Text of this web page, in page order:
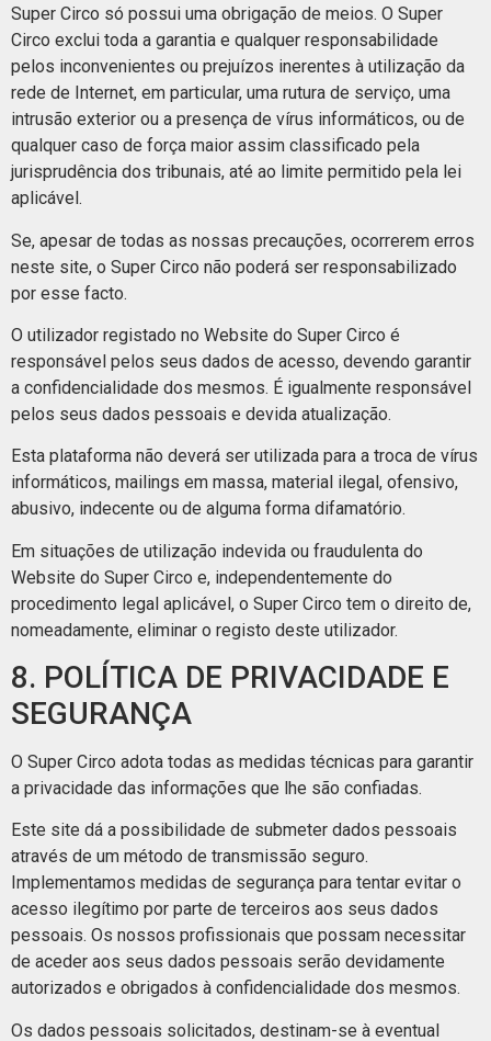
Super Circo só possui uma obrigação de meios. O Super
Circo exclui toda a garantia e qualquer responsabilidade
pelos inconvenientes ou prejuízos inerentes à utilização da
rede de Internet, em particular, uma rutura de serviço, uma
intrusão exterior ou a presença de vírus informáticos, ou de
qualquer caso de força maior assim classificado pela
jurisprudência dos tribunais, até ao limite permitido pela lei
aplicável.
Se, apesar de todas as nossas precauções, ocorrerem erros
neste site, o Super Circo não poderá ser responsabilizado
por esse facto.
O utilizador registado no Website do Super Circo é
responsável pelos seus dados de acesso, devendo garantir
a confidencialidade dos mesmos. É igualmente responsável
pelos seus dados pessoais e devida atualização.
Esta plataforma não deverá ser utilizada para a troca de vírus
informáticos, mailings em massa, material ilegal, ofensivo,
abusivo, indecente ou de alguma forma difamatório.
Em situações de utilização indevida ou fraudulenta do
Website do Super Circo e, independentemente do
procedimento legal aplicável, o Super Circo tem o direito de,
nomeadamente, eliminar o registo deste utilizador.
8. POLÍTICA DE PRIVACIDADE E
SEGURANÇA
O Super Circo adota todas as medidas técnicas para garantir
a privacidade das informações que lhe são confiadas.
Este site dá a possibilidade de submeter dados pessoais
através de um método de transmissão seguro.
Implementamos medidas de segurança para tentar evitar o
acesso ilegítimo por parte de terceiros aos seus dados
pessoais. Os nossos profissionais que possam necessitar
de aceder aos seus dados pessoais serão devidamente
autorizados e obrigados à confidencialidade dos mesmos.
Os dados pessoais solicitados, destinam-se à eventual